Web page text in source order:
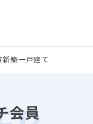
新築一戸建て
会員